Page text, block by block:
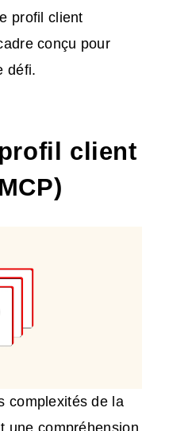
profil client
conçu pour
défi.
client
complexités de la